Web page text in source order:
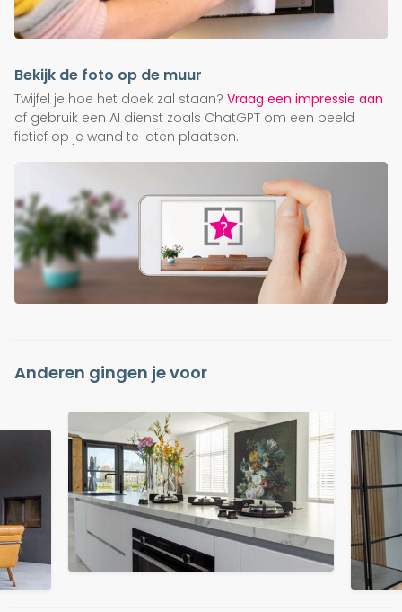
Bekijk de foto op de muur
Twijfel je hoe het doek zal staan? Vraag een impressie aan
of gebruik een AI dienst zoals ChatGPT om een beeld
fictief op je wand te laten plaatsen.
Anderen gingen je voor